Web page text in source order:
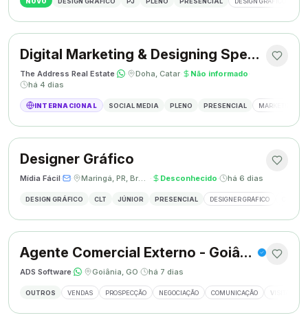
Digital Marketing & Designing Specialist
The Address Real Estate· · Doha, Catar· Não informado·
há 4 dias
INTERNACIONAL SOCIAL MEDIA PLENO PRESENCIAL MARKETING
Designer Gráfico
Mídia Fácil· · Maringá, PR, Brasil · Desconhecido· há 6 dias
DESIGN GRÁFICO CLT JÚNIOR PRESENCIAL DESIGNER GRÁFICO
Agente Comercial Externo - Goiânia
ADS Software· · Goiânia, GO· há 7 dias
OUTROS VENDAS PROSPECÇÃO NEGOCIAÇÃO COMUNICAÇÃO VISITAS